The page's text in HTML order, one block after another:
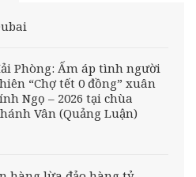
Phòng: Ấm áp tình người
“Chợ tết 0 đồng” xuân
Ngọ – 2026 tại chùa
Vân (Quảng Luận)